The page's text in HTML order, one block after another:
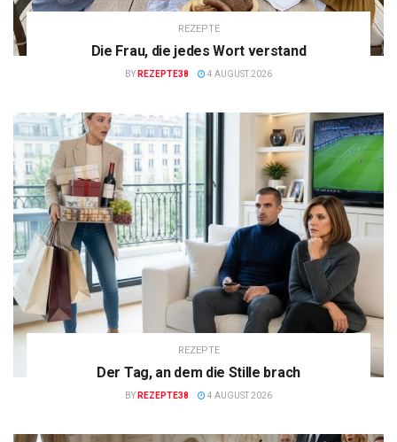
REZEPTE
Die Frau, die jedes Wort verstand
BY REZEPTE38 4 AUGUST 2026
REZEPTE
Der Tag, an dem die Stille brach
BY REZEPTE38 4 AUGUST 2026